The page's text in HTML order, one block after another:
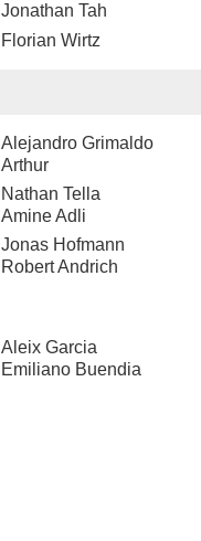
Jonathan Tah
Florian Wirtz
Alejandro Grimaldo
Arthur
Nathan Tella
Amine Adli
Jonas Hofmann
Robert Andrich
Aleix Garcia
Emiliano Buendia